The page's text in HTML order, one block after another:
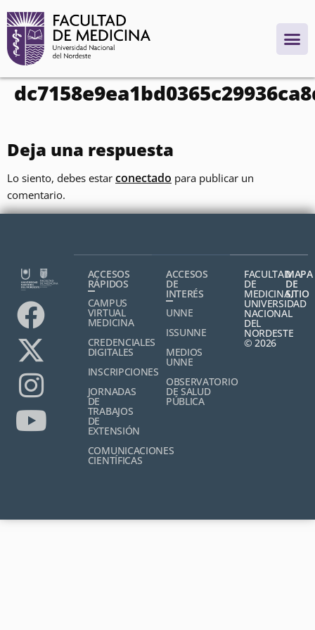
contenido
Deja una respuesta
Lo siento, debes estar conectado para publicar un
comentario.
ACCESOS
RÁPIDOS
CAMPUS
VIRTUAL
MEDICINA
CREDENCIALES
DIGITALES
INSCRIPCIONES
JORNADAS
DE
TRABAJOS
DE
EXTENSIÓN
COMUNICACIONES
CIENTÍFICAS
ACCESOS
DE
INTERÉS
UNNE
ISSUNNE
MEDIOS
UNNE
OBSERVATORIO
DE SALUD
PÚBLICA
FACULTAD
DE
MEDICINA,
UNIVERSIDAD
NACIONAL
DEL
NORDESTE
© 2026
MAPA
DE
SITIO